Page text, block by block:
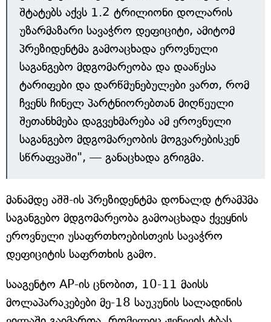
შტატებს აქვს 1.2 ტრილიონი დოლარის
უზარმაზარი სავაჭრო დეფიციტი, ამიტომ
პრეზიდენტმა გამოაცხადა ეროვნული
საგანგებო მდგომარეობა და დააწესა
ტარიფები და დარწმუნებულები ვართ, რომ
ჩვენს ჩინელ პარტნიორებთან მიღწეული
შეთანხმება დაგვეხმარება ამ ეროვნული
საგანგებო მდგომარეობის მოგვარებისკენ
სწრაფვაში", — განაცხადა გრიგმა.
მანამდე აშშ-ის პრეზიდენტმა დონალდ ტრამპმა
საგანგებო მდგომარეობა გამოაცხადა ქვეყნის
ეროვნული უსაფრთხოებისთვის სავაჭრო
დეფიციტის საფრთხის გამო.
სააგენტო AP-ის ცნობით, 10-11 მაისს
მოლაპარაკებები მე-18 საუკუნის სალადინის